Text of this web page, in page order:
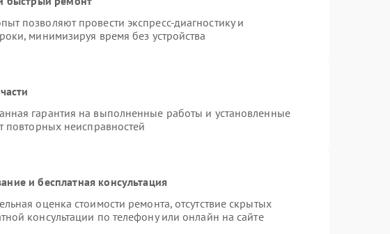
позволяют провести экспресс-диагностику и
минимизируя время без устройства
гарантия на выполненные работы и установленные
повторных неисправностей
и бесплатная консультация
оценка стоимости ремонта, отсутствие скрытых
консультации по телефону или онлайн на сайте